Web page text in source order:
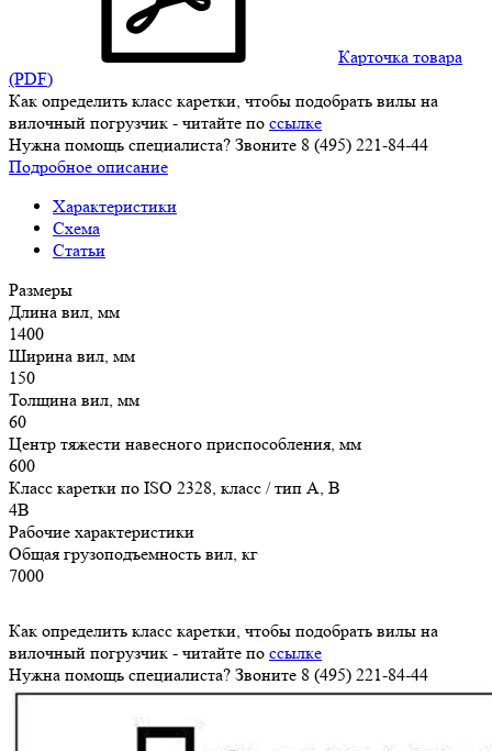
Карточка товара
(PDF)
Как определить класс каретки, чтобы подобрать вилы на
вилочный погрузчик - читайте по ссылке
Нужна помощь специалиста? Звоните 8 (495) 221-84-44
Подробное описание
Характеристики
Схема
Статьи
Размеры
Длина вил, мм
1400
Ширина вил, мм
150
Толщина вил, мм
60
Центр тяжести навесного приспособления, мм
600
Класс каретки по ISO 2328, класс / тип A, B
4B
Рабочие характеристики
Общая грузоподъемность вил, кг
7000
Как определить класс каретки, чтобы подобрать вилы на
вилочный погрузчик - читайте по ссылке
Нужна помощь специалиста? Звоните 8 (495) 221-84-44